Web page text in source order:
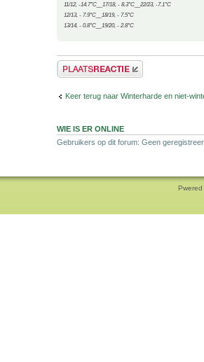
11/12, -14.7°C__17/18, - 8.3°C__22/23, -7.1°C
12/13, - 7.9°C__18/19, - 7.5°C
13/14, - 0.8°C__19/20, - 2.8°C
Plaats een reactie
Keer terug naar Winterharde en niet-
WIE IS ER ONLINE
Gebruikers op dit forum: Geen